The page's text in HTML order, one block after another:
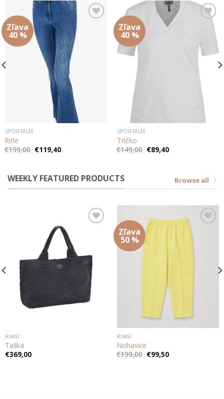
Zľava
40 %
SPORTALM
Rifle
€199,00 Pôvodná
cena
€119,40Aktuálna
cena
Zľava
40 %
SPORTALM
Tričko
€149,00 Pôvodná
cena
€89,40Aktuálna
cena
WEEKLY FEATURED PRODUCTS Browse all
RIANI
Taška
€369,00
Zľava
50 %
RIANI
Nohavice
€199,00 Pôvodná
cena
€99,50Aktuálna